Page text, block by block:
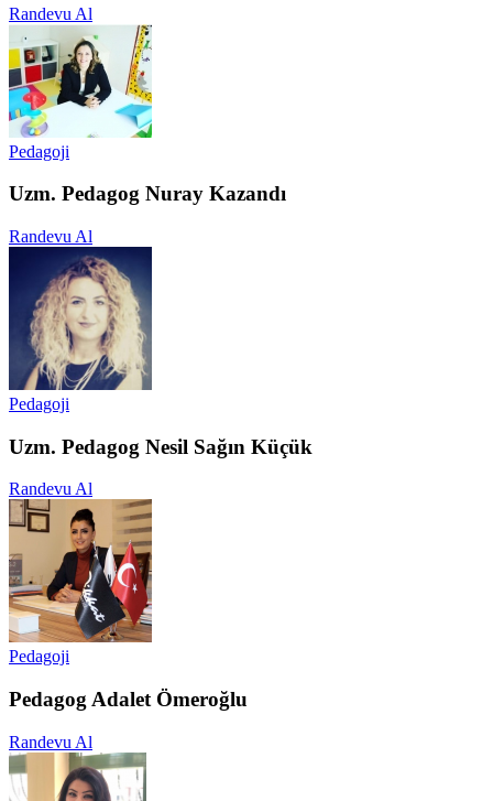
Randevu Al
Pedagoji
Uzm. Pedagog Nuray Kazandı
Randevu Al
Pedagoji
Uzm. Pedagog Nesil Sağın Küçük
Randevu Al
Pedagoji
Pedagog Adalet Ömeroğlu
Randevu Al